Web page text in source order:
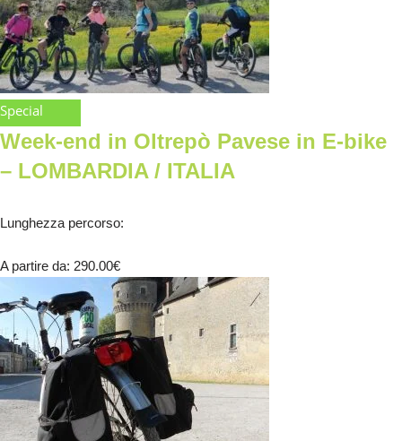
Special
Week-end in Oltrepò Pavese in E-bike
– LOMBARDIA / ITALIA
Lunghezza percorso:
A partire da: 290.00€